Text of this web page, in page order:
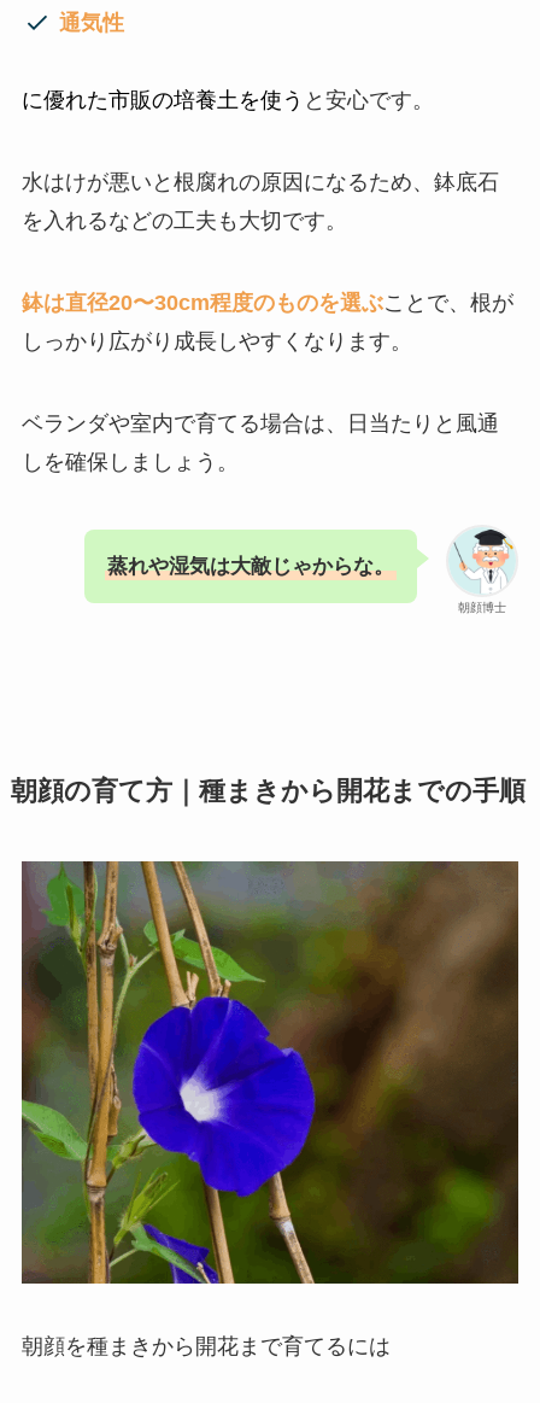
通気性
に優れた市販の培養土を使う と安心です。
水はけが悪いと根腐れの原因になるため、鉢底石
を入れるなどの工夫も大切です。
鉢は直径20〜30cm程度のものを選ぶことで、根が
しっかり広がり成長しやすくなります。
ベランダや室内で育てる場合は、日当たりと風通
しを確保しましょう。
朝顔博士
蒸れや湿気は大敵じゃからな。
朝顔の育て方｜種まきから開花までの手順
朝顔を種まきから開花まで育てるには